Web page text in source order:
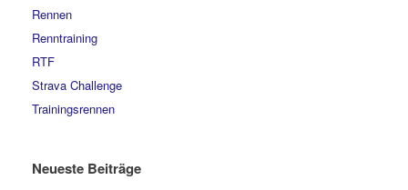
Rennen
Renntraining
RTF
Strava Challenge
Trainingsrennen
Neueste Beiträge